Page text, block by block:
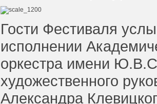
Гости Фестиваля
исполнении
оркестра имени
художественного
Александра